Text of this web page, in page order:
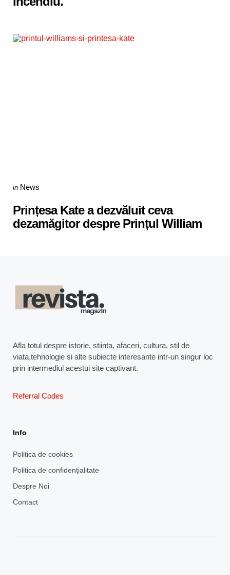
Categories
Posted
in News
Prințesa Kate a dezvăluit ceva
dezamăgitor despre Prințul William
Afla totul despre istorie, stiinta, afaceri, cultura, stil de
viata,tehnologie si alte subiecte interesante intr-un singur loc
prin intermediul acestui site captivant.
Referral Codes
Info
Politica de cookies
Politica de confidențialitate
Despre Noi
Contact